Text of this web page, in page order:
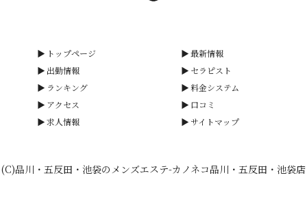
トップページ
最新情報
出勤情報
セラピスト
ランキング
料金システム
アクセス
口コミ
求人情報
サイトマップ
(C)品川・五反田・池袋のメンズエステ-カノネコ品川・五反田・池袋店